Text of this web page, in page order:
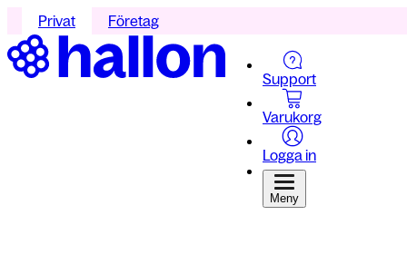
Privat Företag
Support
Varukorg
Logga in
Meny